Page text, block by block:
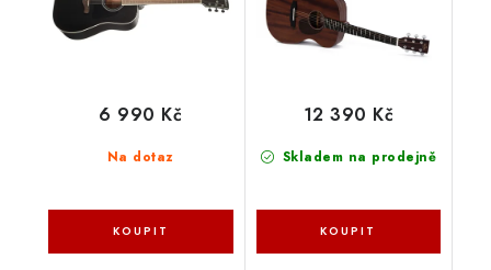
Na dotaz
6 990 Kč
Skladem na prodejně
12 390 Kč